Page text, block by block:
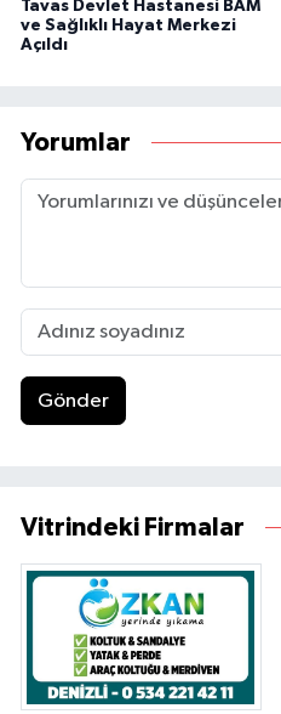
Tavas Devlet Hastanesi BAM
ve Sağlıklı Hayat Merkezi
Açıldı
Yorumlar
Gönder
Vitrindeki Firmalar